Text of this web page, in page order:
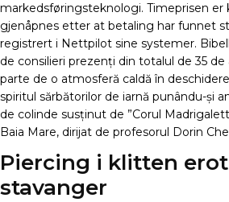
markedsføringsteknologi. Timeprisen er
gjenåpnes etter at betaling har funnet
registrert i Nettpilot sine systemer.
de consilieri prezenți din totalul de 35
parte de o atmosferă caldă în
spiritul sărbătorilor de iarnă punându-și
de colinde susținut de ”Corul
Baia Mare, dirijat de profesorul Dorin
Piercing i klitten
stavanger